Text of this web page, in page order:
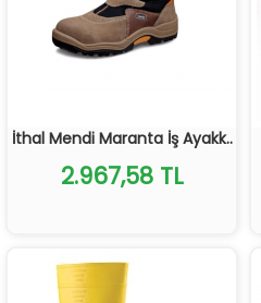
İthal Mendi Maranta İş Ayakk..
2.967,58 TL